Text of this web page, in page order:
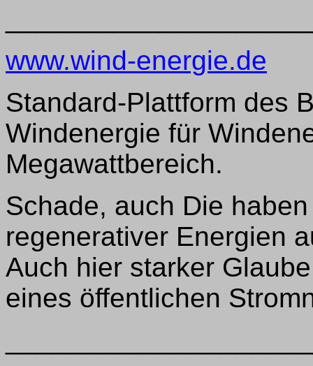
www.wind-energie.de
Standard-Plattform des
Windenergie für
Megawattbereich.
Schade, auch Die
regenerativer Energien
Auch hier starker
eines öffentlichen